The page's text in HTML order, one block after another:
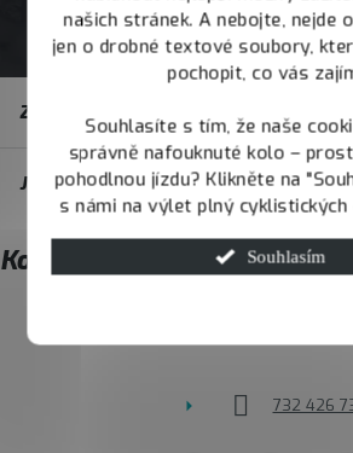
našich stránek. A nebojte, nejde
jen o drobné textové soubory,
pochopit, co vás
Souhlasíte s tím, že naše
správně nafouknuté kolo –
pohodlnou jízdu? Klikněte na
s námi na výlet plný
Souhlasím
t
í
Zákaznický servis
JOY.BIKE
Kontakt
732 426